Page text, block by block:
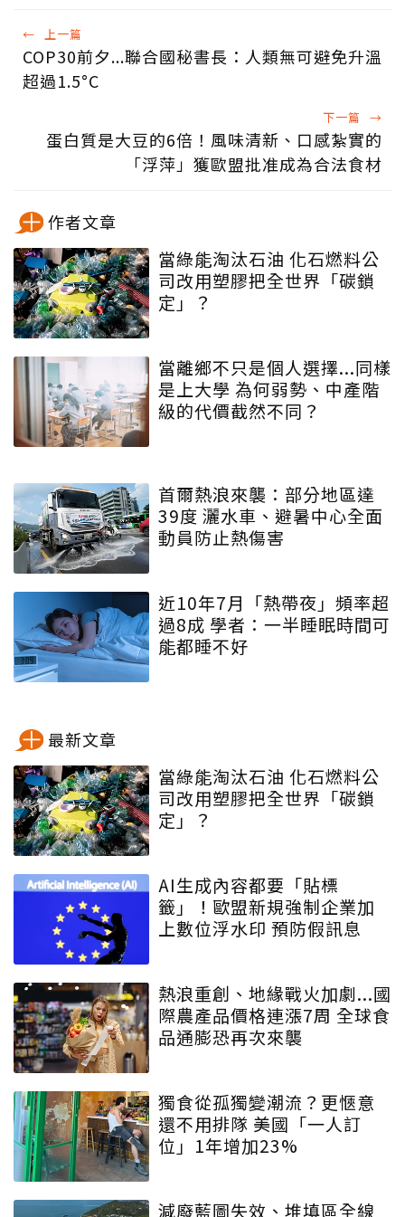
← 上一篇
COP30前夕...聯合國秘書長：人類無可避免升溫
超過1.5°C
下一篇 →
蛋白質是大豆的6倍！風味清新、口感紮實的
「浮萍」獲歐盟批准成為合法食材
作者文章
當綠能淘汰石油 化石燃料公
司改用塑膠把全世界「碳鎖
定」？
當離鄉不只是個人選擇...同樣
是上大學 為何弱勢、中產階
級的代價截然不同？
首爾熱浪來襲：部分地區達
39度 灑水車、避暑中心全面
動員防止熱傷害
近10年7月「熱帶夜」頻率超
過8成 學者：一半睡眠時間可
能都睡不好
最新文章
當綠能淘汰石油 化石燃料公
司改用塑膠把全世界「碳鎖
定」？
AI生成內容都要「貼標
籤」！歐盟新規強制企業加
上數位浮水印 預防假訊息
熱浪重創、地緣戰火加劇...國
際農產品價格連漲7周 全球食
品通膨恐再次來襲
獨食從孤獨變潮流？更愜意
還不用排隊 美國「一人訂
位」1年增加23%
減廢藍圖失效、堆填區全線